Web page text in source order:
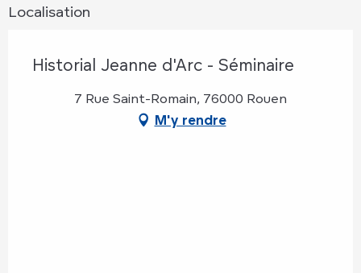
Localisation
Historial Jeanne d'Arc - Séminaire
7 Rue Saint-Romain, 76000 Rouen
M'y rendre